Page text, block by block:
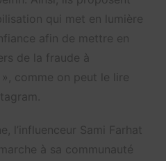
qui met en lumière
afin de mettre en
de la fraude à
», comme on peut le lire
l’influenceur Sami Farhat
à sa communauté